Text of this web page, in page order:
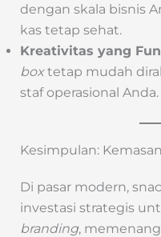
dengan skala bisnis
kas tetap sehat.
Kreativitas yang
boxtetap mudah
staf operasional Anda.
Kesimpulan:
Di pasar modern,
investasi strategis
branding,